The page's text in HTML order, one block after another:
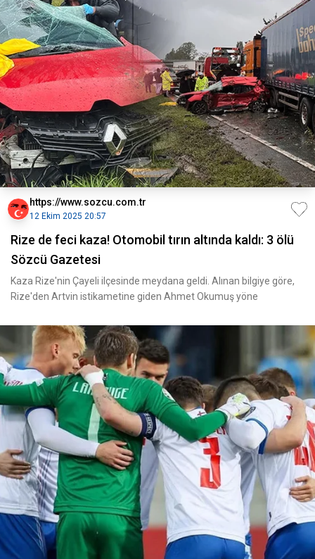
https://www.sozcu.com.tr
12 Ekim 2025 20:57
Rize de feci kaza! Otomobil tırın altında kaldı: 3 ölü
Sözcü Gazetesi
Kaza Rize'nin Çayeli ilçesinde meydana geldi. Alınan bilgiye göre,
Rize'den Artvin istikametine giden Ahmet Okumuş yöne